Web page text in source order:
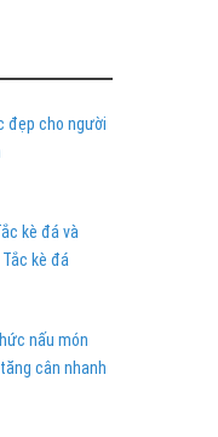
đẹp cho người
kè đá và
kè đá
nấu món
cân nhanh